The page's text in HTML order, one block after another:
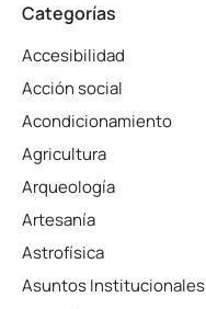
Categorías
Accesibilidad
Acción social
Acondicionamiento
Agricultura
Arqueología
Artesanía
Astrofísica
Asuntos Institucionales